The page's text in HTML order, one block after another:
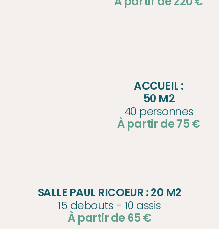
ACCUEIL :
50 M2
40 personnes
À partir de 75 €
SALLE PAUL RICOEUR : 20 M2
15 debouts - 10 assis
À partir de 65 €